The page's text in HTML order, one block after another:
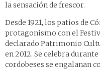
la sensación de frescor.
Desde 1921, los patios de
protagonismo con el
declarado Patrimonio
en 2012. Se celebra
cordobeses se engalanan